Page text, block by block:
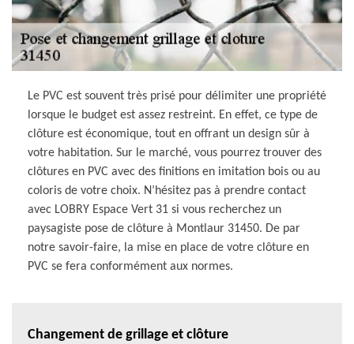
Le PVC est souvent très prisé pour délimiter une propriété
lorsque le budget est assez restreint. En effet, ce type de
clôture est économique, tout en offrant un design sûr à
votre habitation. Sur le marché, vous pourrez trouver des
clôtures en PVC avec des finitions en imitation bois ou au
coloris de votre choix. N’hésitez pas à prendre contact
avec LOBRY Espace Vert 31 si vous recherchez un
paysagiste pose de clôture à Montlaur 31450. De par
notre savoir-faire, la mise en place de votre clôture en
PVC se fera conformément aux normes.
Changement de grillage et clôture